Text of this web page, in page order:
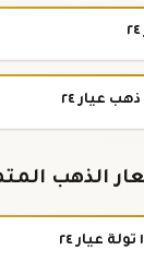
عيار ٢٤
الذهب